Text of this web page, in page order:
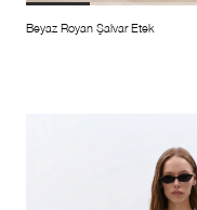
Beyaz Royan Şalvar Etek